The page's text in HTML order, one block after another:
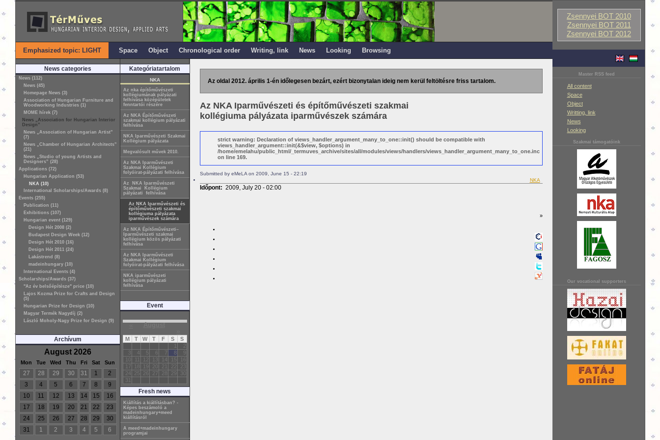
Zsennyei BOT 2010
Zsennyei BOT 2011
Zsennyei BOT 2012
Master RSS feed
All content
Space
Object
Writting, link
News
Looking
Szakmai támogatóink
Our vocational supporters
Emphasized topic: LIGHT Space Object Chronological order Writing, link News Looking Browsing
News categories
News (112)
News (45)
Homepage News (3)
Association of Hungarian Furniture and
Woodworking Industries (1)
MOME hírek (7)
News „Association for Hungarian Interior
Design”
News „Association of Hungarian Artist”
(7)
News „Chamber of Hungarian Architects”
(21)
News „Studio of young Artists and
Designers” (28)
Applications (72)
Hungarian Application (53)
NKA (10)
International Scholarships/Awards (8)
Events (255)
Publication (11)
Exhibitions (107)
Hungarian event (129)
Design Hét 2008 (2)
Budapest Design Week (12)
Design Hét 2010 (16)
Design Hét 2011 (24)
Lakástrend (8)
madeinhungary (10)
International Events (4)
Scholarships/Awards (37)
"Az év belsőépítésze" price (10)
Lajos Kozma Prize for Crafts and Design
(5)
Hungarian Prize for Design (10)
Magyar Termék Nagydíj (2)
László Moholy-Nagy Prize for Design (9)
Archívum
August 2026
Mon Tue Wed Thu Fri Sat Sun
27 28 29 30 31 1
2
3
4 5 6 7 8
9
10
11 12 13 14 15
16
17
18 19 20 21 22
23
24
25 26 27 28 29
30
31
1 2 3 4 5 6
Kategóriatartalom
NKA
Az nka építőművészeti
kollégiumának pályázati
felhívása középületek
fenntartói részére
Az NKA Építőművészeti
szakmai kollégium pályázati
felhívása
NKA Iparművészeti Szakmai
Kollégium pályázata
Megvalósult művek 2010.
Az NKA Iparművészeti
Szakmai Kollégium
folyóirat-pályázati felhívása
Az NKA Iparművészeti
Szakmai Kollégium
pályázati felhívása
Az NKA Iparművészeti és
építőművészeti szakmai
kollégiuma pályázata
iparművészek számára
Az NKA Építőművészeti–
Iparművészeti szakmai
kollégium közös pályázati
felhívása
Az NKA Iparművészeti
Szakmai Kollégium
folyóirat-pályázati felhívása
NKA iparművészeti
kollégium pályázati
felhívása
Event
« August
M T W T F S
S
1
2
3
4 5 6 7 8
9
10
11 12 13 14 15
16
17
18 19 20 21 22
23
24
25 26 27 28 29
30
31
Fresh news
Kiállítás a kiállításban? -
Képes beszámoló a
madeinhungary+meed
kiállításról
A meed+madeinhungary
programjai
Az oldal 2012. április 1-én időlegesen bezárt, ezért bizonytalan ideig nem kerül feltöltésre friss tartalom.
Az NKA Iparművészeti és építőművészeti szakmai
kollégiuma pályázata iparművészek számára
strict warning: Declaration of views_handler_argument_many_to_one::init() should be compatible with
views_handler_argument::init(&$view, $options) in
/home/emelahu/public_html/_termuves_archive/sites/all/modules/views/handlers/views_handler_argument_many_to_one.inc
on line 169.
Submitted by eMeLA on 2009, June 15 - 22:19
NKA
Időpont: 2009, July 20 - 02:00
»